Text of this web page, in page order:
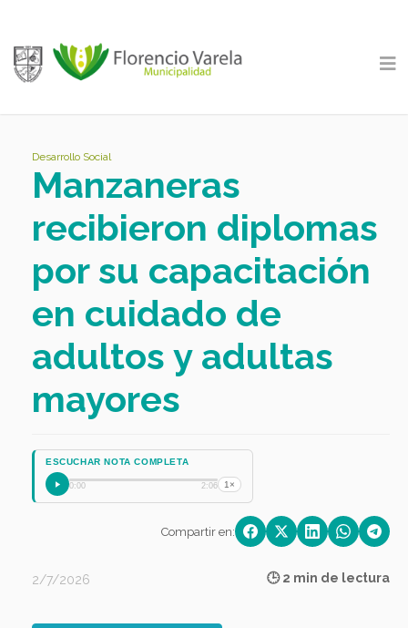
Desarrollo Social
Manzaneras
recibieron diplomas
por su capacitación
en cuidado de
adultos y adultas
mayores
ESCUCHAR NOTA COMPLETA
0:00 2:06 1×
Compartir en:
2/7/2026 🕒 2 min de lectura